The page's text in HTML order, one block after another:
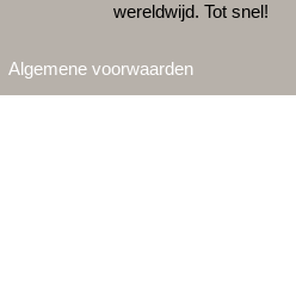
wereldwijd. Tot snel!
Algemene voorwaarden